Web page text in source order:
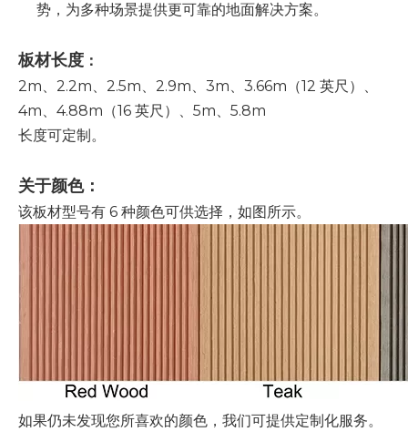
势，为多种场景提供更可靠的地面解决方案。
板材长度 ：
2m、2.2m、2.5m、2.9m、3m、3.66m（12 英尺）、
4m、4.88m（16 英尺）、5m、5.8m
长度可定制。
关于颜色：
该板材型号有 6 种颜色可供选择，如图所示。
如果仍未发现您所喜欢的颜色，我们可提供定制化服务。